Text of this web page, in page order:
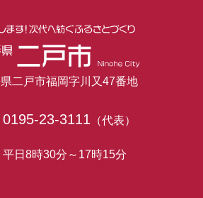
二戸市福岡字川又47番地
0195-23-3111 （代表）
平日8時30分～17時15分